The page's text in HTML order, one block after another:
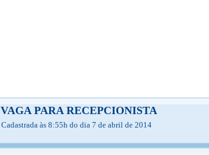
VAGA PARA RECEPCIONISTA
Cadastrada às 8:55h do dia 7 de abril de 2014